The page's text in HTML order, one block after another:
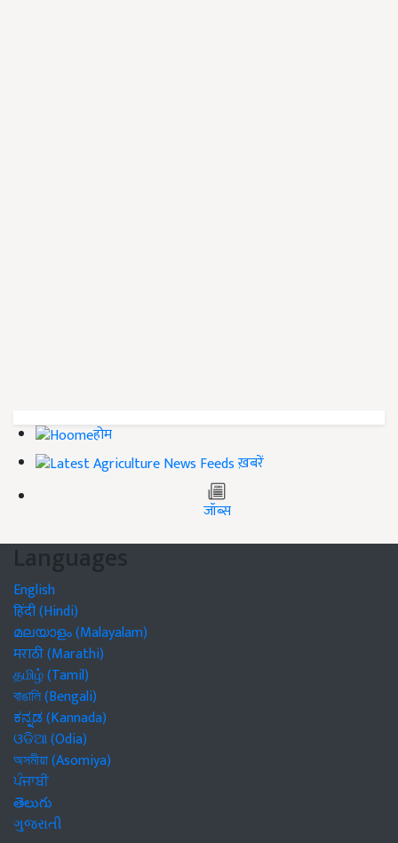
होम
ख़बरें
जॉब्स
Languages
English
हिंदी (Hindi)
മലയാളം (Malayalam)
मराठी (Marathi)
தமிழ் (Tamil)
বাঙালি (Bengali)
ಕನ್ನಡ (Kannada)
ଓଡିଆ (Odia)
অসমীয়া (Asomiya)
ਪੰਜਾਬੀ
తెలుగు
ગુજરાતી